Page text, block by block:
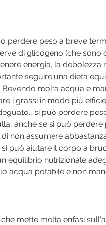
perdere peso a breve
di glicogeno (che
energia, la debolezza
seguire una dieta
molta acqua e
i grassi in modo più
si può perdere
anche se si può
non assumere
può aiutare il corpo a
equilibrio nutrizionale
acqua potabile e non
che mette molta enfasi